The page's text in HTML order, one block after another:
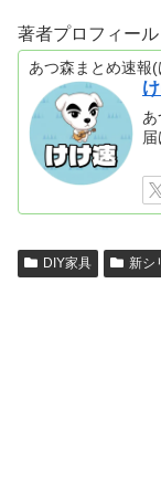
著者プロフィール
あつ森まとめ速報
DIY家具 新シ